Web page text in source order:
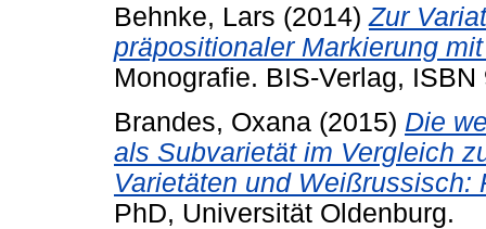
Behnke, Lars (2014)Zur
präpositionaler Markierung
Monografie. BIS-Verlag,
Brandes, Oxana (2015) Die
als Subvarietät im Vergleich
Varietäten und Weißrussisch:
PhD, Universität Oldenburg.